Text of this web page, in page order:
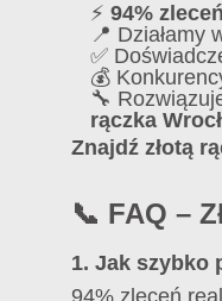
⚡ 94%
📍 Działamy
✅
💰
🔧
rączka
Znajdź złotą
📞 FAQ –
1. Jak szybko